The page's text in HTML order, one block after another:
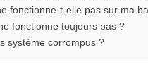
fonctionne-t-elle pas sur ma
fonctionne toujours pas ?
système corrompus ?